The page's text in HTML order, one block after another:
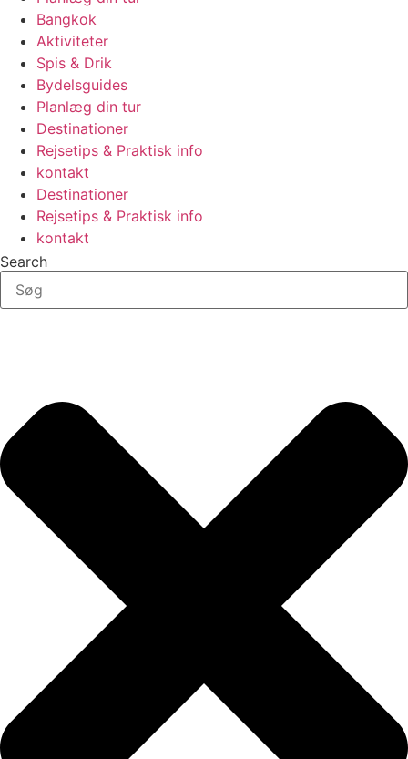
Bangkok
Aktiviteter
Spis & Drik
Bydelsguides
Planlæg din tur
Destinationer
Rejsetips & Praktisk info
kontakt
Destinationer
Rejsetips & Praktisk info
kontakt
Search